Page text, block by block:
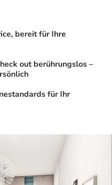
bereit für Ihre
out berührungslos –
für Ihr